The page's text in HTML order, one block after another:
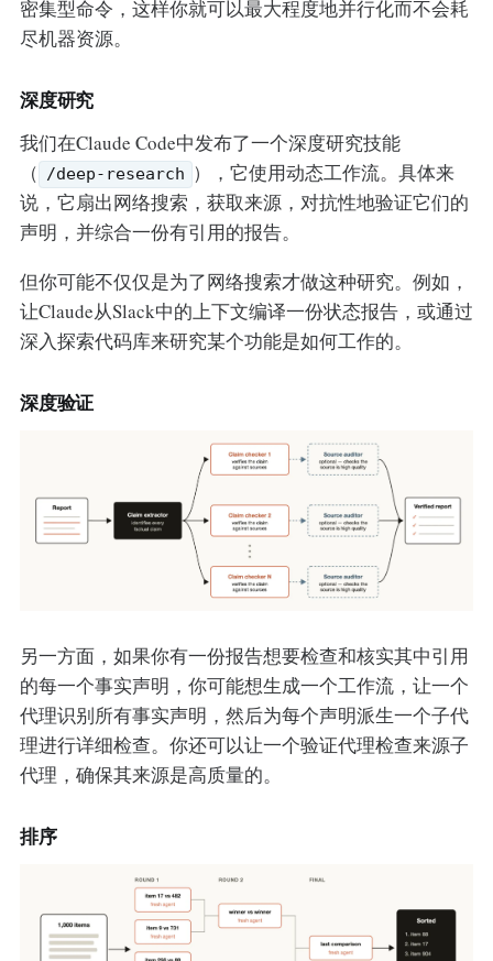
密集型命令，这样你就可以最大程度地并行化而不会耗
尽机器资源。
深度研究
我们在Claude Code中发布了一个深度研究技能
（ /deep-research ），它使用动态工作流。具体来
说，它扇出网络搜索，获取来源，对抗性地验证它们的
声明，并综合一份有引用的报告。
但你可能不仅仅是为了网络搜索才做这种研究。例如，
让Claude从Slack中的上下文编译一份状态报告，或通过
深入探索代码库来研究某个功能是如何工作的。
深度验证
另一方面，如果你有一份报告想要检查和核实其中引用
的每一个事实声明，你可能想生成一个工作流，让一个
代理识别所有事实声明，然后为每个声明派生一个子代
理进行详细检查。你还可以让一个验证代理检查来源子
代理，确保其来源是高质量的。
排序